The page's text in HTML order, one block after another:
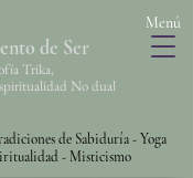
de Ser
Trika,
No dual
Menú
de Sabiduría - Yoga
- Misticismo